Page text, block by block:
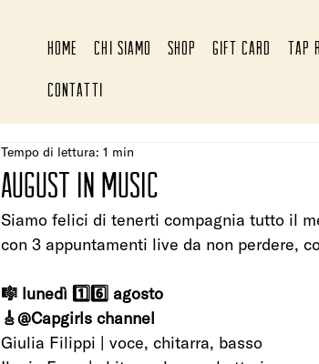
HOME CHI SIAMO SHOP GIFT CARD TAP
CONTATTI
AUGUST IN MUSIC
Tempo di lettura: 1 min
Siamo felici di tenerti compagnia tutto il
con 3 appuntamenti live da non perdere,
🎼 lunedì 1️⃣6️⃣ agosto
🎸@Capgirls channel
Giulia Filippi | voce, chitarra, basso